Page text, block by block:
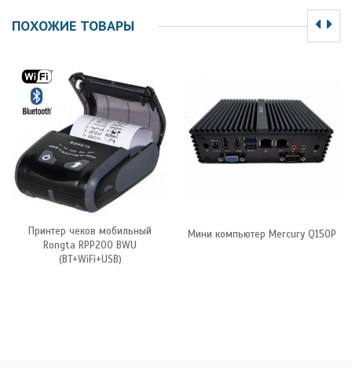
ПОХОЖИЕ ТОВАРЫ
Принтер чеков мобильный
Rongta RPP200 BWU
(BT+WiFi+USB)
Мини компьютер Mercury Q150P